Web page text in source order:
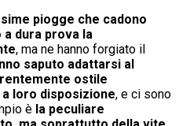
piogge che cadono
a dura prova la
, ma ne hanno forgiato il
saputo adattarsi al
ostile
loro disposizione, e ci sono
è la peculiare